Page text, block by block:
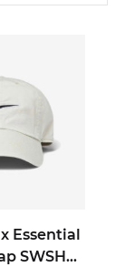
Essential
SWSH